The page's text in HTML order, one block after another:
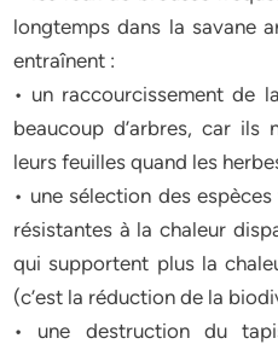
longtemps dans la savane
entraînent :
• un raccourcissement de
beaucoup d’arbres, car ils
leurs feuilles quand les
• une sélection des
résistantes à la chaleur
qui supportent plus la
(c’est la réduction de la
• une destruction du